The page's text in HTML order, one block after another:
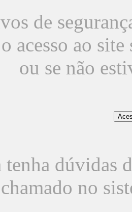
de
acesso ao
ou se não
tenha dúvidas
no